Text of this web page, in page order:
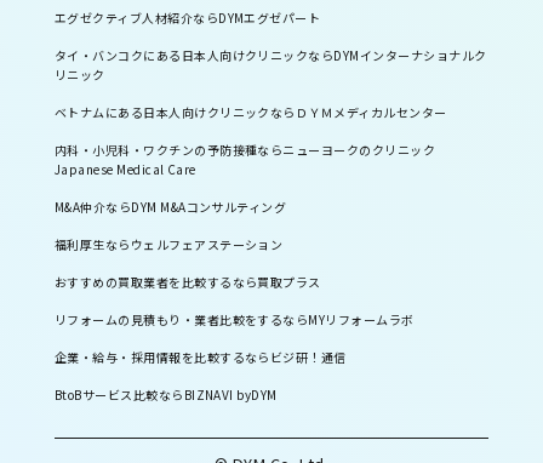
エグゼクティブ人材紹介ならDYMエグゼパート
タイ・バンコクにある日本人向けクリニックならDYMインターナショナルク
リニック
ベトナムにある日本人向けクリニックならＤＹＭメディカルセンター
内科・小児科・ワクチンの予防接種ならニューヨークのクリニック
Japanese Medical Care
M&A仲介ならDYM M&Aコンサルティング
福利厚生ならウェルフェアステーション
おすすめの買取業者を比較するなら買取プラス
リフォームの見積もり・業者比較をするならMYリフォームラボ
企業・給与・採用情報を比較するならビジ研！通信
BtoBサービス比較ならBIZNAVI byDYM